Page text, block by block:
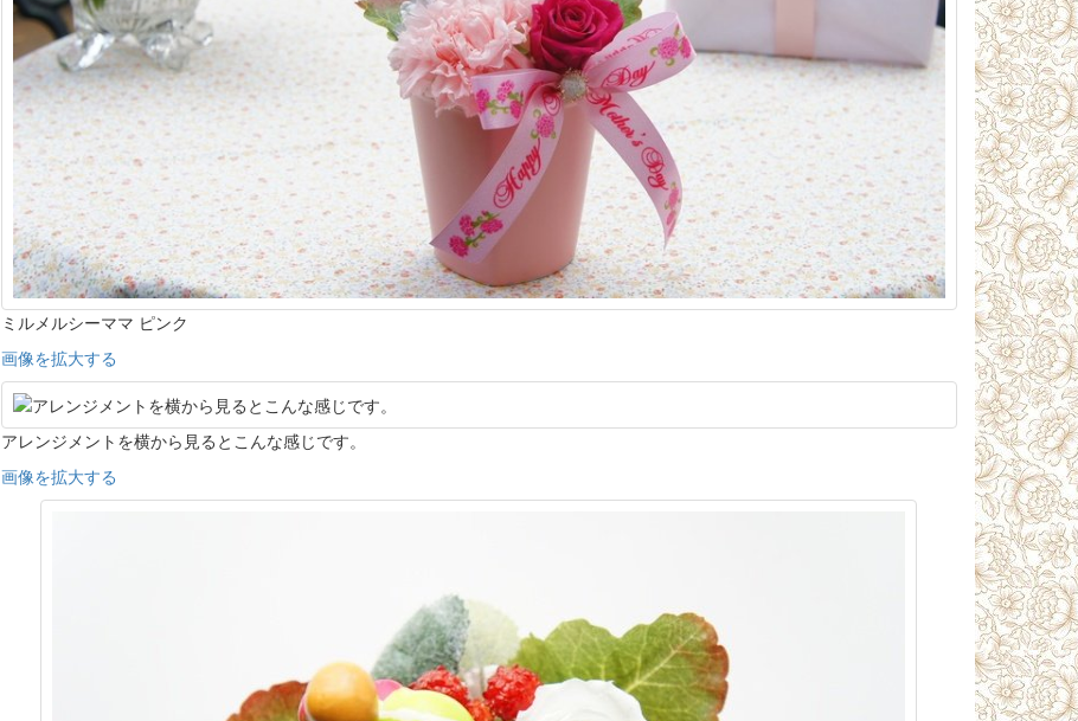
ミルメルシーママ ピンク
画像を拡大する
アレンジメントを横から見るとこんな感じです。
画像を拡大する